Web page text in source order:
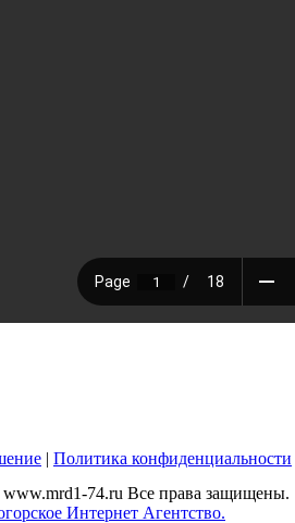
| Политика конфиденциальности
74.ru Все права защищены.
Интернет Агентство.